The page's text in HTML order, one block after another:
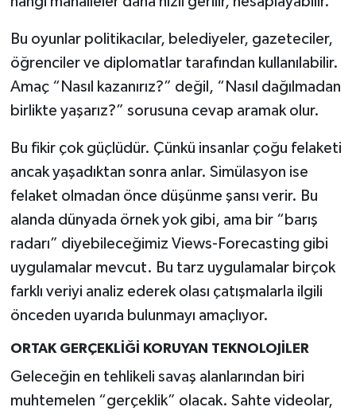
Bu oyunlar politikacılar, belediyeler, gazeteciler,
öğrenciler ve diplomatlar tarafından kullanılabilir.
Amaç “Nasıl kazanırız?” değil, “Nasıl dağılmadan
birlikte yaşarız?” sorusuna cevap aramak olur.
Bu fikir çok güçlüdür. Çünkü insanlar çoğu felaketi
ancak yaşadıktan sonra anlar. Simülasyon ise
felaket olmadan önce düşünme şansı verir. Bu
alanda dünyada örnek yok gibi, ama bir “barış
radarı” diyebileceğimiz Views-Forecasting gibi
uygulamalar mevcut. Bu tarz uygulamalar birçok
farklı veriyi analiz ederek olası çatışmalarla ilgili
önceden uyarıda bulunmayı amaçlıyor.
ORTAK GERÇEKLİĞİ KORUYAN TEKNOLOJİLER
Geleceğin en tehlikeli savaş alanlarından biri
muhtemelen “gerçeklik” olacak. Sahte videolar,